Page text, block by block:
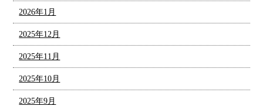
2026年1月
2025年12月
2025年11月
2025年10月
2025年9月